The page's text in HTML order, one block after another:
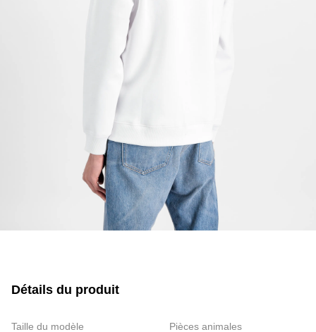
Détails du produit
Taille du modèle
Pièces animales